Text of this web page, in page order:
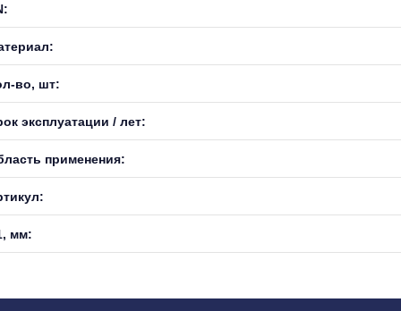
во, шт:
эксплуатации / лет:
применения:
мм: